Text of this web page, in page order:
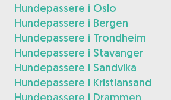
Hundepassere i Oslo
Hundepassere i Bergen
Hundepassere i Trondheim
Hundepassere i Stavanger
Hundepassere i Sandvika
Hundepassere i Kristiansand